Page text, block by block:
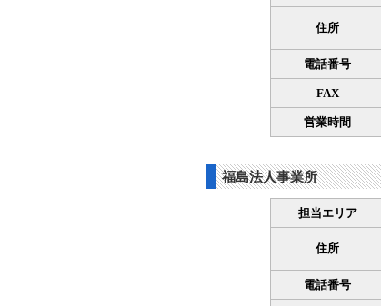
住所
電話番号
FAX
営業時間
福島法人事業所
担当エリア
住所
電話番号